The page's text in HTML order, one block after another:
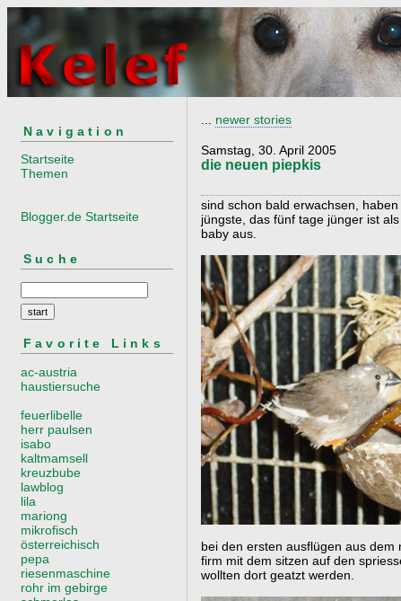
Navigation
Startseite
Themen
Blogger.de Startseite
Suche
Favorite Links
ac-austria
haustiersuche
feuerlibelle
herr paulsen
isabo
kaltmamsell
kreuzbube
lawblog
lila
mariong
mikrofisch
österreichisch
pepa
riesenmaschine
rohr im gebirge
newer stories
Samstag, 30. April 2005
die neuen piepkis
sind schon bald erwachsen,
jüngste, das fünf tage jünger ist
baby aus.
bei den ersten ausflügen aus
firm mit dem sitzen auf den
wollten dort geatzt werden.